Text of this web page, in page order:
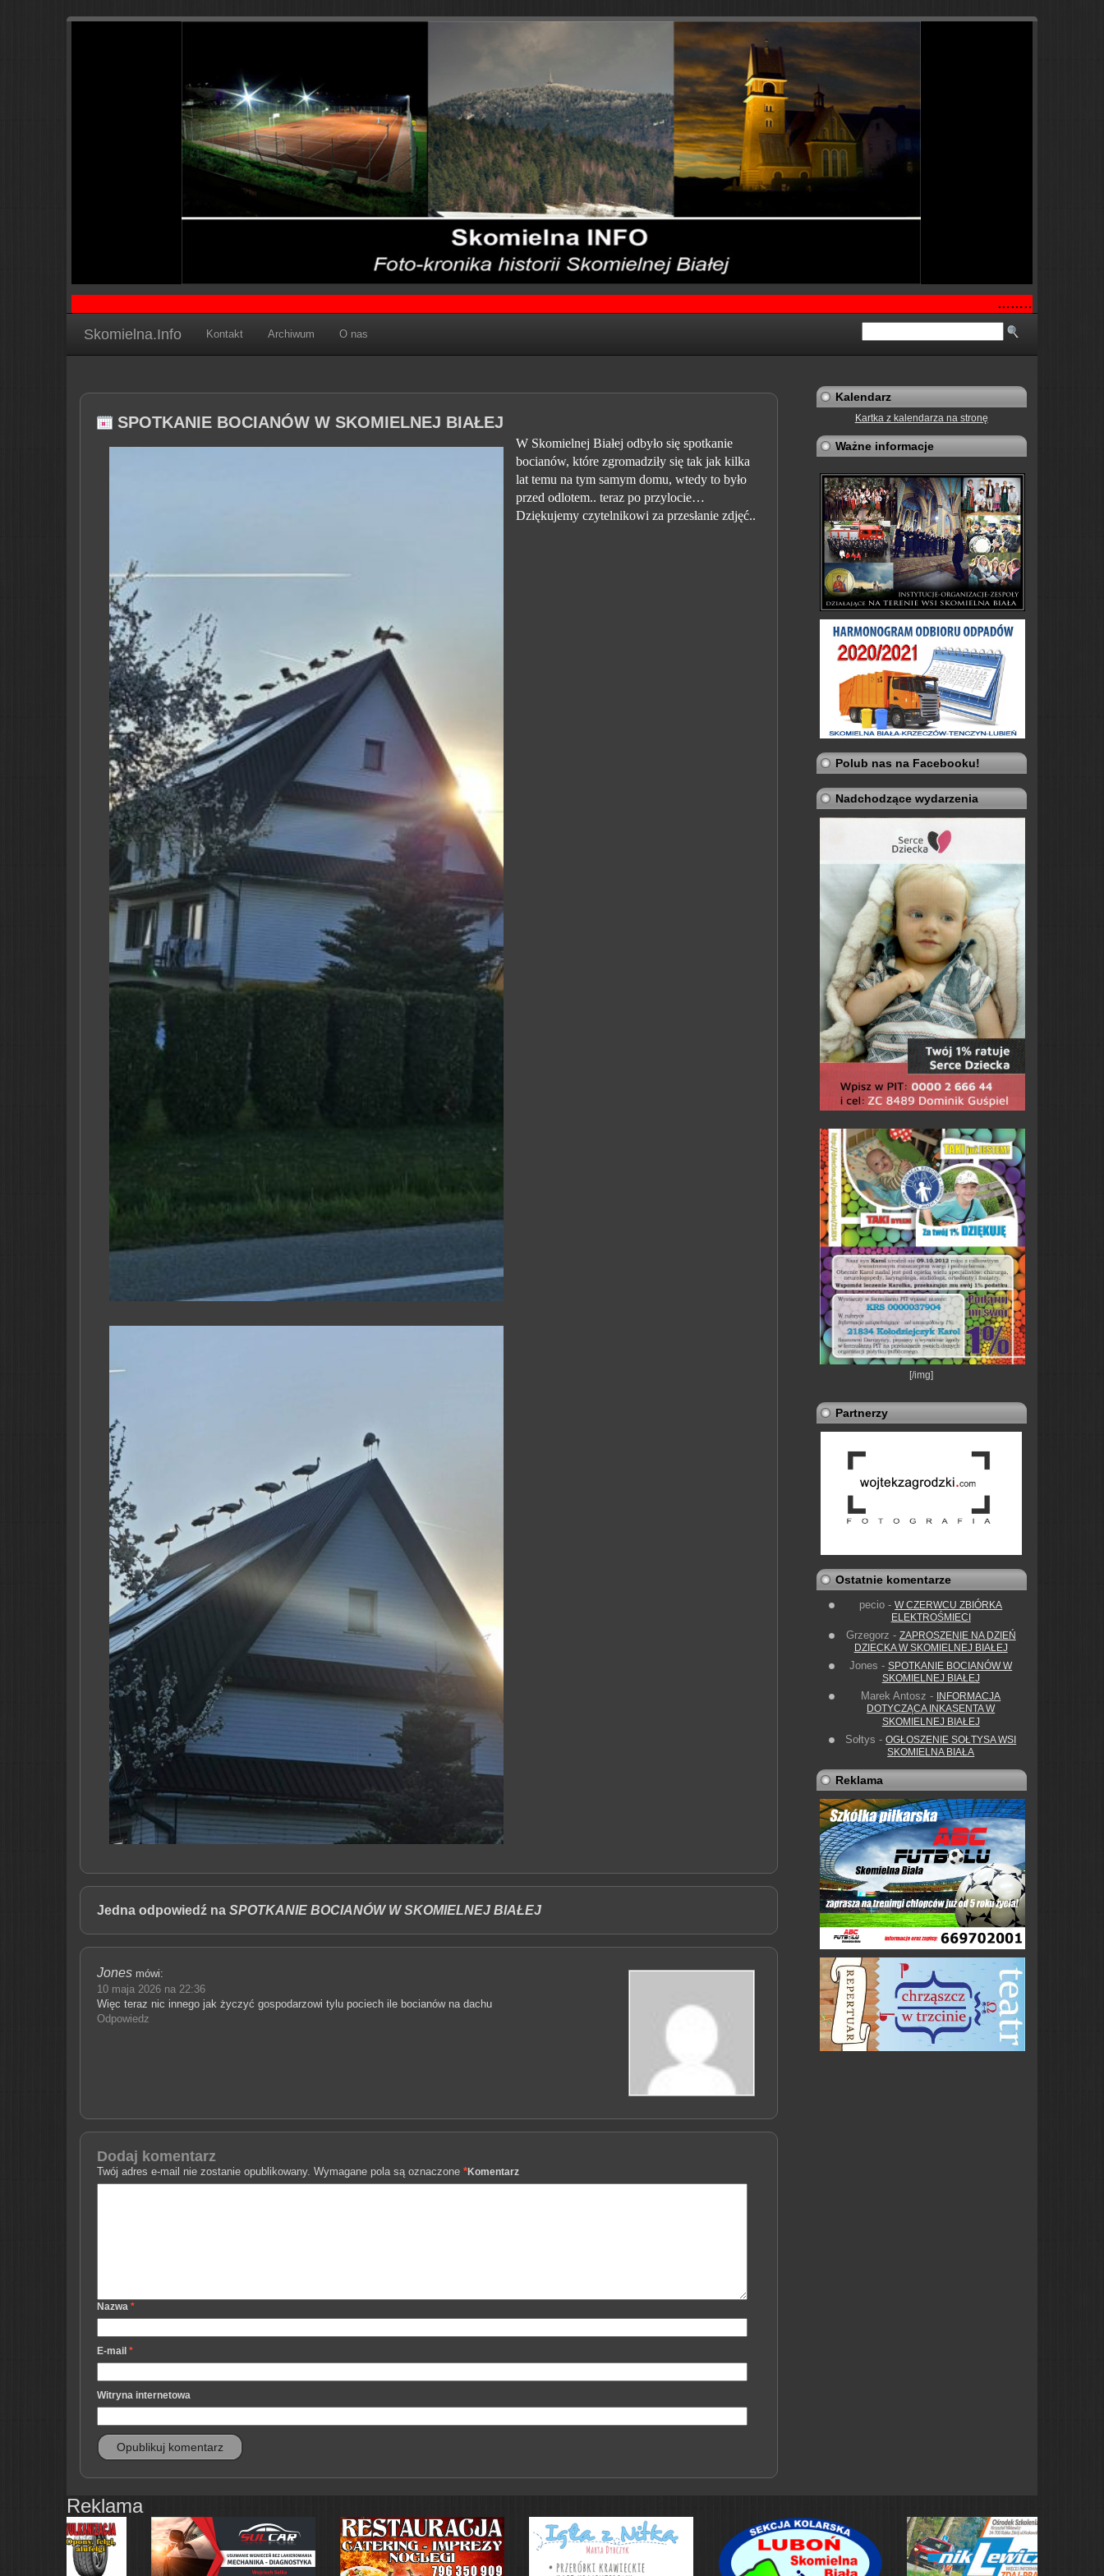
..
Skomielna.Info Kontakt Archiwum O nas
SPOTKANIE BOCIANÓW W SKOMIELNEJ BIAŁEJ
W Skomielnej Białej odbyło się spotkanie
bocianów, które zgromadziły się tak jak kilka
lat temu na tym samym domu, wtedy to było
przed odlotem.. teraz po przylocie…
Dziękujemy czytelnikowi za przesłanie zdjęć..
Jedna odpowiedź na SPOTKANIE BOCIANÓW W SKOMIELNEJ BIAŁEJ
Jones mówi:
10 maja 2026 na 22:36
Więc teraz nic innego jak życzyć gospodarzowi tylu pociech ile bocianów na dachu
Odpowiedz
Dodaj komentarz
Twój adres e-mail nie zostanie opublikowany. Wymagane pola są oznaczone *Komentarz
Nazwa *
E-mail *
Witryna internetowa
Kalendarz
Kartka z kalendarza na stronę
Ważne informacje
Polub nas na Facebooku!
Nadchodzące wydarzenia
[/img]
Partnerzy
Ostatnie komentarze
pecio -W CZERWCU ZBIÓRKA
ELEKTROŚMIECI
Grzegorz - ZAPROSZENIE NA DZIEŃ
DZIECKA W SKOMIELNEJ BIAŁEJ
Jones -SPOTKANIE BOCIANÓW W
SKOMIELNEJ BIAŁEJ
Marek Antosz - INFORMACJA
DOTYCZĄCA INKASENTA W
SKOMIELNEJ BIAŁEJ
Sołtys -OGŁOSZENIE SOŁTYSA WSI
SKOMIELNA BIAŁA
Reklama
Reklama